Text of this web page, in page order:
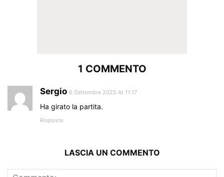
1 COMMENTO
Sergio 6 Settembre 2025 At 11:17
Ha girato la partita.
Risposta
LASCIA UN COMMENTO